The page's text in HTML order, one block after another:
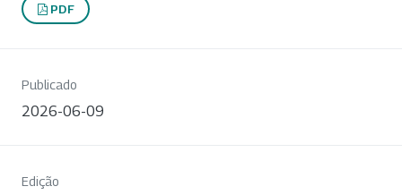
PDF
Publicado
2026-06-09
Edição